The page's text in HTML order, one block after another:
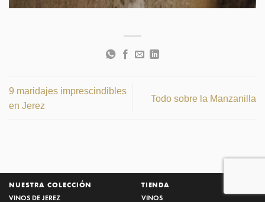
9 maridajes imprescindibles
en Jerez
Todo sobre la Manzanilla
NUESTRA COLECCIÓN
VINOS DE JEREZ
TIENDA
VINOS